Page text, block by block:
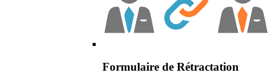
Formulaire de Rétractation